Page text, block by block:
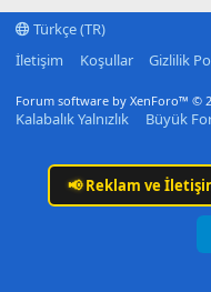
Türkçe (TR)
İletişim
Koşullar Gizlilik
Forum software by XenForo™ ©
Kalabalık Yalnızlık Büyük
📢Reklam ve